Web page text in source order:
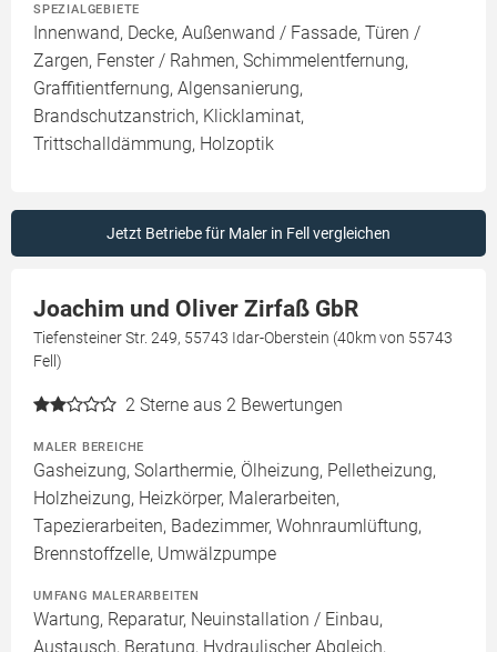
SPEZIALGEBIETE
Innenwand, Decke, Außenwand / Fassade, Türen /
Zargen, Fenster / Rahmen, Schimmelentfernung,
Graffitientfernung, Algensanierung,
Brandschutzanstrich, Klicklaminat,
Trittschalldämmung, Holzoptik
Jetzt Betriebe für Maler in Fell vergleichen
Joachim und Oliver Zirfaß GbR
Tiefensteiner Str. 249, 55743 Idar-Oberstein (40km von 55743
Fell)
2 Sterne aus 2 Bewertungen
MALER BEREICHE
Gasheizung, Solarthermie, Ölheizung, Pelletheizung,
Holzheizung, Heizkörper, Malerarbeiten,
Tapezierarbeiten, Badezimmer, Wohnraumlüftung,
Brennstoffzelle, Umwälzpumpe
UMFANG MALERARBEITEN
Wartung, Reparatur, Neuinstallation / Einbau,
Austausch, Beratung, Hydraulischer Abgleich,